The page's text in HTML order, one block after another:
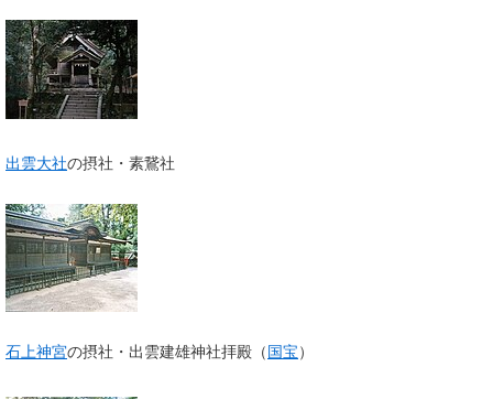
出雲大社の摂社・素鵞社
石上神宮の摂社・出雲建雄神社拝殿（国宝）